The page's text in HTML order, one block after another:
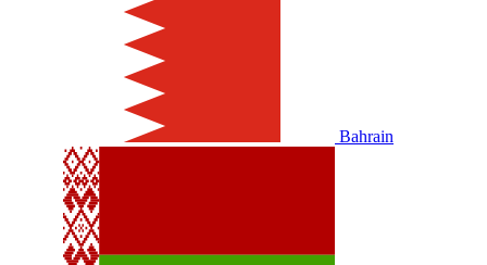
Bahrain